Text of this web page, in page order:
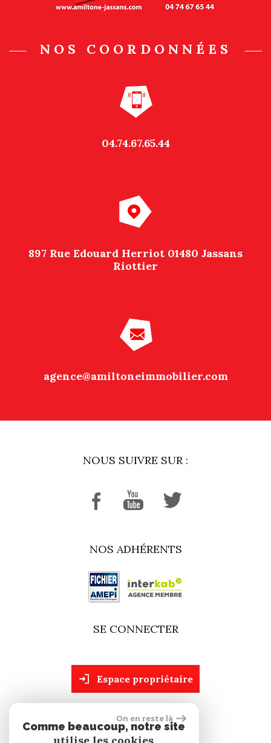
NOS COORDONNÉES
04.74.67.65.44
agence@amiltoneimmobilier.com
897 Rue Edouard Herriot 01480 Jassans
Riottier
NOUS SUIVRE SUR :
NOS ADHÉRENTS
SE CONNECTER
espace propriétaire
site réalisé par
On en reste là
Comme beaucoup, notre site